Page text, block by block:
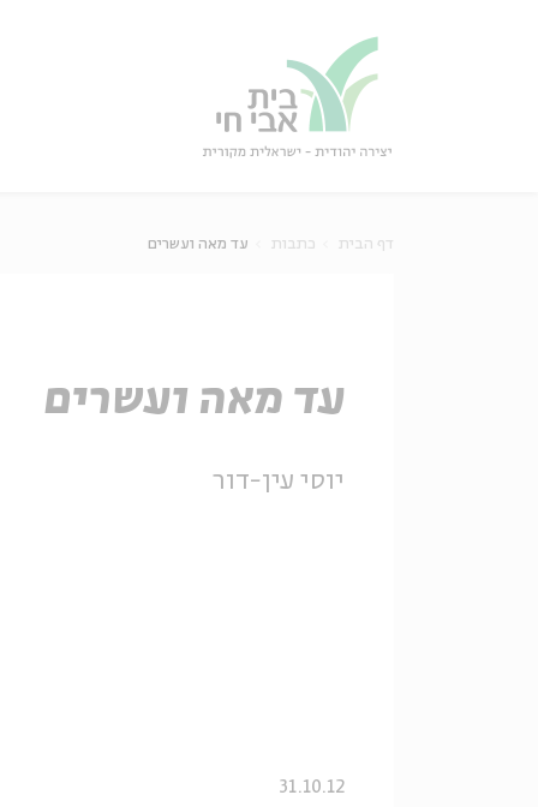
דף הבית כתבות עד מאה ועשרים
עד מאה ועשרים
יוסי עין-דור
31.10.12